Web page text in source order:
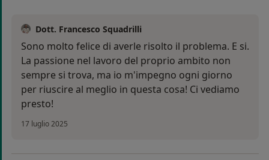
Dott. Francesco Squadrilli
Sono molto felice di averle risolto il problema. E si.
La passione nel lavoro del proprio ambito non
sempre si trova, ma io m'impegno ogni giorno
per riuscire al meglio in questa cosa! Ci vediamo
presto!
17 luglio 2025